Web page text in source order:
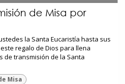
de Misa por
la Santa Eucaristía hasta sus
regalo de Dios para llena
de transmisión de la Santa
Misa